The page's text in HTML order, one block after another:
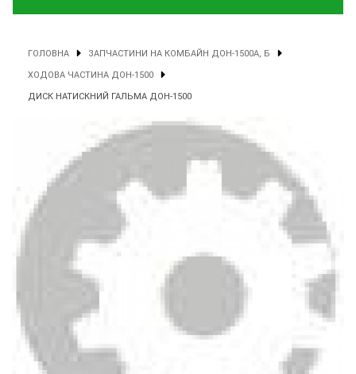
ГОЛОВНА ЗАПЧАСТИНИ НА КОМБАЙН ДОН-1500А, Б
ХОДОВА ЧАСТИНА ДОН-1500
ДИСК НАТИСКНИЙ ГАЛЬМА ДОН-1500